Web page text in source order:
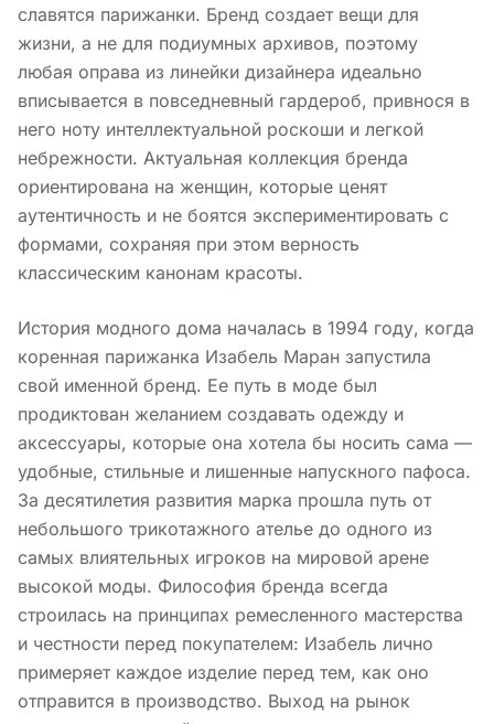
славятся парижанки. Бренд создает вещи для
жизни, а не для подиумных архивов, поэтому
любая оправа из линейки дизайнера идеально
вписывается в повседневный гардероб, привнося в
него ноту интеллектуальной роскоши и легкой
небрежности. Актуальная коллекция бренда
ориентирована на женщин, которые ценят
аутентичность и не боятся экспериментировать с
формами, сохраняя при этом верность
классическим канонам красоты.
История модного дома началась в 1994 году, когда
коренная парижанка Изабель Маран запустила
свой именной бренд. Ее путь в моде был
продиктован желанием создавать одежду и
аксессуары, которые она хотела бы носить сама —
удобные, стильные и лишенные напускного пафоса.
За десятилетия развития марка прошла путь от
небольшого трикотажного ателье до одного из
самых влиятельных игроков на мировой арене
высокой моды. Философия бренда всегда
строилась на принципах ремесленного мастерства
и честности перед покупателем: Изабель лично
примеряет каждое изделие перед тем, как оно
отправится в производство. Выход на рынок